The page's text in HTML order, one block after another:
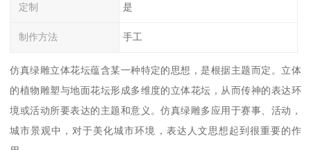
定制 是
制作方法 手工
仿真绿雕立体花坛蕴含某一种特定的思想，是根据主题而定。立体
的植物雕塑与地面花坛形成多维度的立体花坛，从而传神的表达环
境或活动所要表达的主题和意义。仿真绿雕多应用于赛事、活动，
城市景观中，对于美化城市环境，表达人文思想起到很重要的作